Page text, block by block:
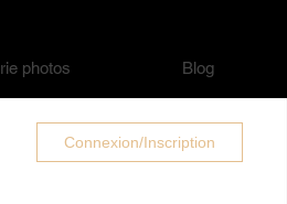
photos Blog
Connexion/Inscription